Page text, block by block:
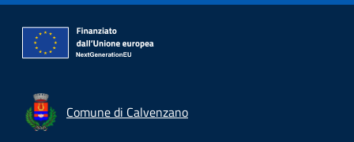
Comune di Calvenzano